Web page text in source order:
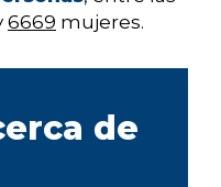
6669 mujeres.
de